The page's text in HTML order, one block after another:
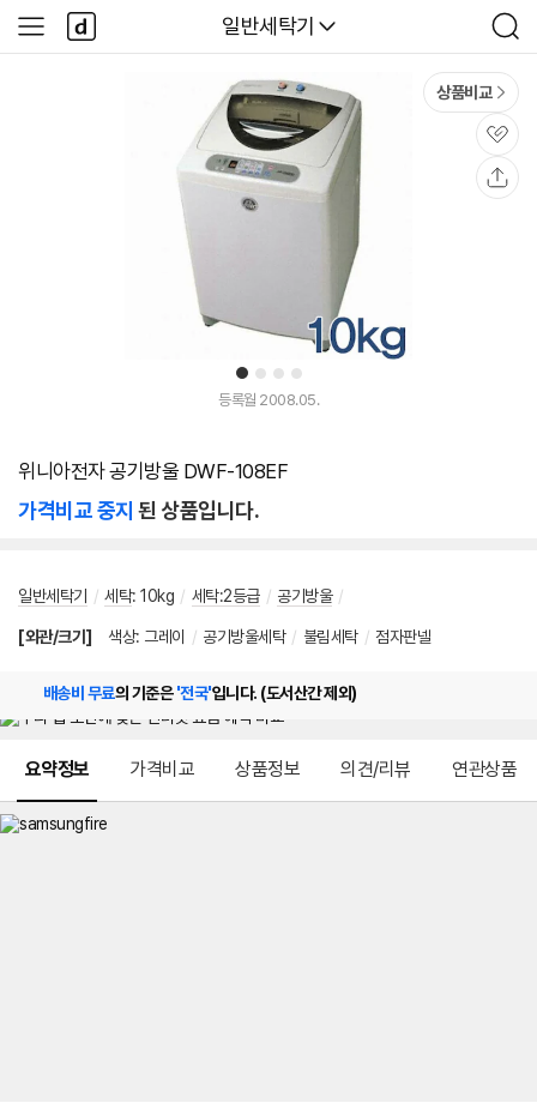
다나와
일반세탁기
검
색
사
이
다
나
와
1 2 3 4
상품비교
관
심
등록월 2008.05.
위니아전자 공기방울 DWF-108EF
가격비교 중지 된 상품입니다.
일반세탁기 / 세탁: 10kg / 세탁:2등급 / 공기방울 /
[외관/크기] 색상: 그레이 / 공기방울세탁 / 불림세탁 / 점자판넬
배송비 무료의 기준은'전국'입니다. (도서산간 제외)
요약정보 가격비교 상품정보 의견/리뷰 연관상품